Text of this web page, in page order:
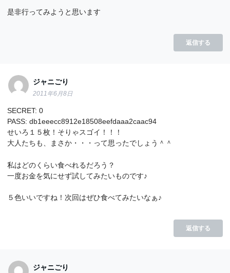
是非行ってみようと思います
返信する
ジャニごり
2011年6月8日
SECRET: 0
PASS: db1eeecc8912e18508eefdaaa2caac94
せいろ１５枚！そりゃスゴイ！！！
大人たちも、まさか・・・って思ったでしょう＾＾
私はどのくらい食べれるだろう？
一度お金を気にせず試してみたいものです♪
５色いいですね！次回はぜひ食べてみたいなぁ♪
返信する
ジャニごり